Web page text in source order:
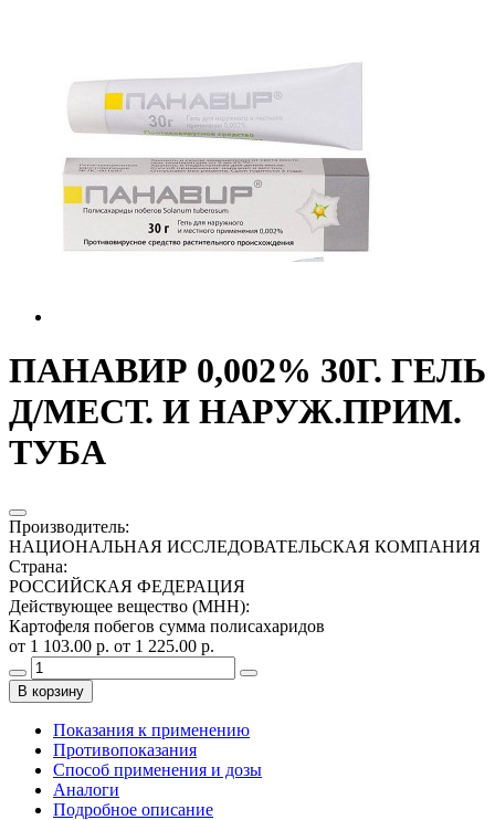
ПАНАВИР 0,002% 30Г. ГЕЛЬ
Д/МЕСТ. И НАРУЖ.ПРИМ.
ТУБА
Производитель:
НАЦИОНАЛЬНАЯ ИССЛЕДОВАТЕЛЬСКАЯ КОМПАНИЯ
Страна:
РОССИЙСКАЯ ФЕДЕРАЦИЯ
Действующее вещество (МНН):
Картофеля побегов сумма полисахаридов
от 1 103.00 р. от 1 225.00 р.
В корзину
Показания к применению
Противопоказания
Способ применения и дозы
Аналоги
Подробное описание